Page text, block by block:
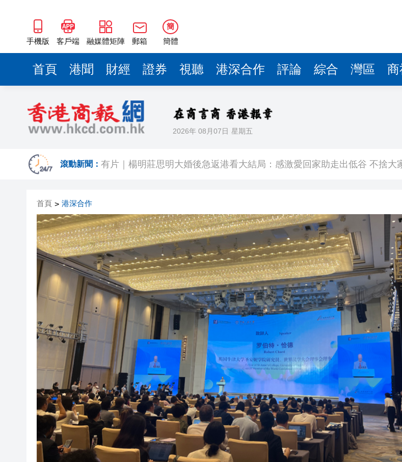
手機版 客戶端 融媒體矩陣 郵箱
簡
簡體
首頁 港聞 財經 證券 視聽 港深合作 評論 綜合 灣區 商
2026年 08月07日 星期五
滾動新聞： 有片｜楊明莊思明大婚後急返港看大結局：感激愛回家助走出低谷 不捨大
有片丨【《愛回家》迎大結局】銀髮男團「大四喜」：十年深厚情誼 有
叔」黎彼得
入境處反非法勞工行動拘12人
社署籲市民提防偽冒社署通訊程式賬戶
李家超：鼓勵保險業開發跨境產品 便利灣區居民
首頁 > 港深合作